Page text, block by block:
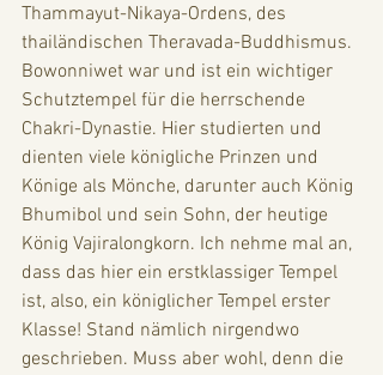
Thammayut-Nikaya-Ordens, des
thailändischen Theravada-Buddhismus.
Bowonniwet war und ist ein wichtiger
Schutztempel für die herrschende
Chakri-Dynastie. Hier studierten und
dienten viele königliche Prinzen und
Könige als Mönche, darunter auch König
Bhumibol und sein Sohn, der heutige
König Vajiralongkorn. Ich nehme mal an,
dass das hier ein erstklassiger Tempel
ist, also, ein königlicher Tempel erster
Klasse! Stand nämlich nirgendwo
geschrieben. Muss aber wohl, denn die